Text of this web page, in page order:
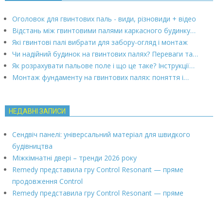
Оголовок для гвинтових паль - види, різновиди + відео
Відстань між гвинтовими палями каркасного будинку…
Які гвинтові палі вибрати для забору-огляд і монтаж
Чи надійний будинок на гвинтових палях? Переваги та…
Як розрахувати пальове поле і що це таке? Інструкції…
Монтаж фундаменту на гвинтових палях: поняття і…
НЕДАВНІ ЗАПИСИ
Сендвіч панелі: універсальний матеріал для швидкого
будівництва
Міжкімнатні двері – тренди 2026 року
Remedy представила гру Control Resonant — пряме
продовження Control
Remedy представила гру Control Resonant — пряме